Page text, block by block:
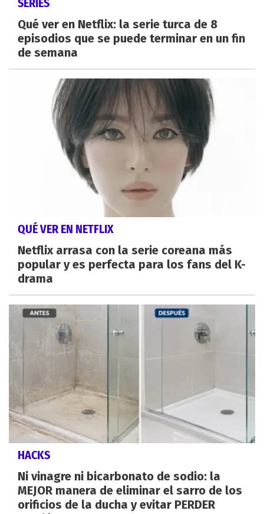
Qué ver en Netflix: la serie turca de 8
episodios que se puede terminar en un fin
de semana
QUÉ VER EN NETFLIX
Netflix arrasa con la serie coreana más
popular y es perfecta para los fans del K-
drama
HACKS
Ni vinagre ni bicarbonato de sodio: la
MEJOR manera de eliminar el sarro de los
orificios de la ducha y evitar PERDER